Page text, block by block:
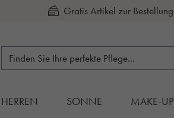
Kauf auf Rechnung
HERREN SONNE MAKE-UP